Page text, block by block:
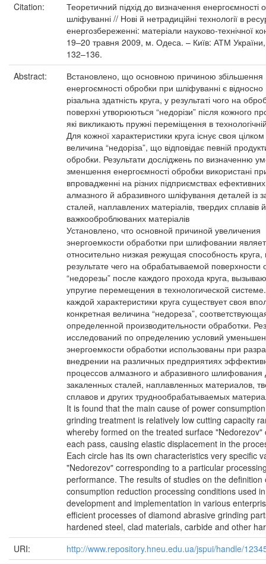
Citation:
Теоретичний підхід до визначення енергоємності
шліфуванні // Нові й нетрадиційні технології в
енергозбереженні: матеріали науково-технічної
19–20 травня 2009, м. Одеса. – Київ: АТМ
132–136.
Abstract:
Встановлено, що основною причиною збільшення
енергоємності обробки при шліфуванні є відносно
різальна здатність круга, у результаті чого на
поверхні утворюються “недорізи” після кожного
які викликають пружні переміщення в
Для кожної характеристики круга існує своя
величина “недоріза”, що відповідає певній
обробки. Результати досліджень по визначенню
зменшення енергоємності обробки використані
впровадженні на різних підприємствах
алмазного й абразивного шліфування деталей із
сталей, наплавлених матеріалів, твердих сплавів
важкооброблюваних матеріалів
Установлено, что основной причиной увеличения
энергоемкости обработки при шлифовании
относительно низкая режущая способность круга,
результате чего на обрабатываемой поверхности
“недорезы” после каждого прохода круга,
упругие перемещения в технологической
каждой характеристики круга существует своя
конкретная величина “недореза”,
определенной производительности обработки.
исследований по определению условий
энергоемкости обработки использованы при
внедрении на различных предприятиях
процессов алмазного и абразивного шлифования
закаленных сталей, наплавленных материалов,
сплавов и других труднообрабатываемых
It is found that the main cause of power
grinding treatment is relatively low cutting capacity
whereby formed on the treated surface "Nedorezov"
each pass, causing elastic displacement in the
Each circle has its own characteristics very specific
"Nedorezov" corresponding to a particular
performance. The results of studies on the definition
consumption reduction processing conditions used
development and implementation in various
efficient processes of diamond abrasive grinding
hardened steel, clad materials, carbide and other
URI:
http://www.repository.hneu.edu.ua/jspui/handle/